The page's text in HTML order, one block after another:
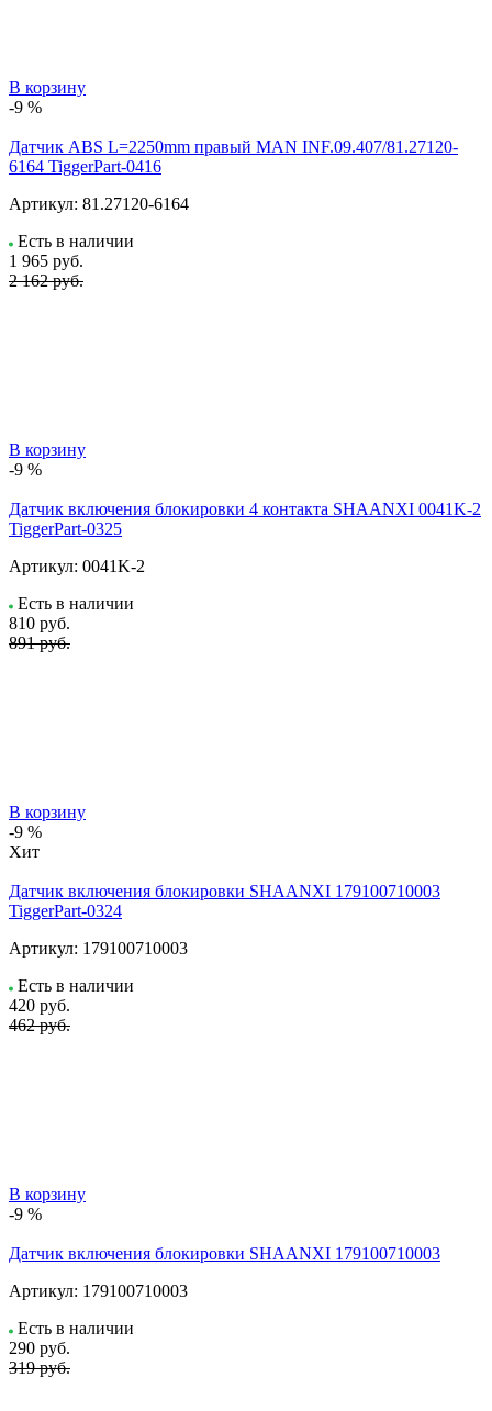
В корзину
-9 %
Датчик ABS L=2250mm правый MAN INF.09.407/81.27120-
6164 TiggerPart-0416
Артикул: 81.27120-6164
Есть в наличии
1 965 руб.
2 162 руб.
В корзину
-9 %
Датчик включения блокировки 4 контакта SHAANXI 0041K-2
TiggerPart-0325
Артикул: 0041K-2
Есть в наличии
810 руб.
891 руб.
В корзину
-9 %
Хит
Датчик включения блокировки SHAANXI 179100710003
TiggerPart-0324
Артикул: 179100710003
Есть в наличии
420 руб.
462 руб.
В корзину
-9 %
Датчик включения блокировки SHAANXI 179100710003
Артикул: 179100710003
Есть в наличии
290 руб.
319 руб.